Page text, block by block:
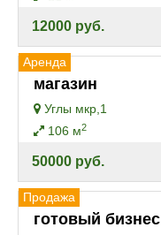
12000 руб.
Аренда
магазин
Углы мкр,1
106 м2
50000 руб.
Продажа
готовый бизнес